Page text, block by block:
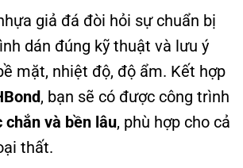
giả đá đòi hỏi sự chuẩn bị
dán đúng kỹ thuật và lưu ý
mặt, nhiệt độ, độ ẩm. Kết hợp
, bạn sẽ có được công trình
chắn và bền lâu, phù hợp cho cả
thất.